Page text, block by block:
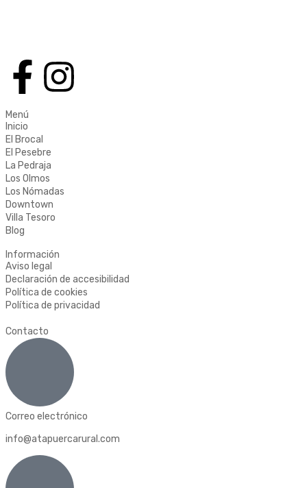
Menú
Inicio
El Brocal
El Pesebre
La Pedraja
Los Olmos
Los Nómadas
Downtown
Villa Tesoro
Blog
Información
Aviso legal
Declaración de accesibilidad
Política de cookies
Política de privacidad
Contacto
Correo electrónico
info@atapuercarural.com